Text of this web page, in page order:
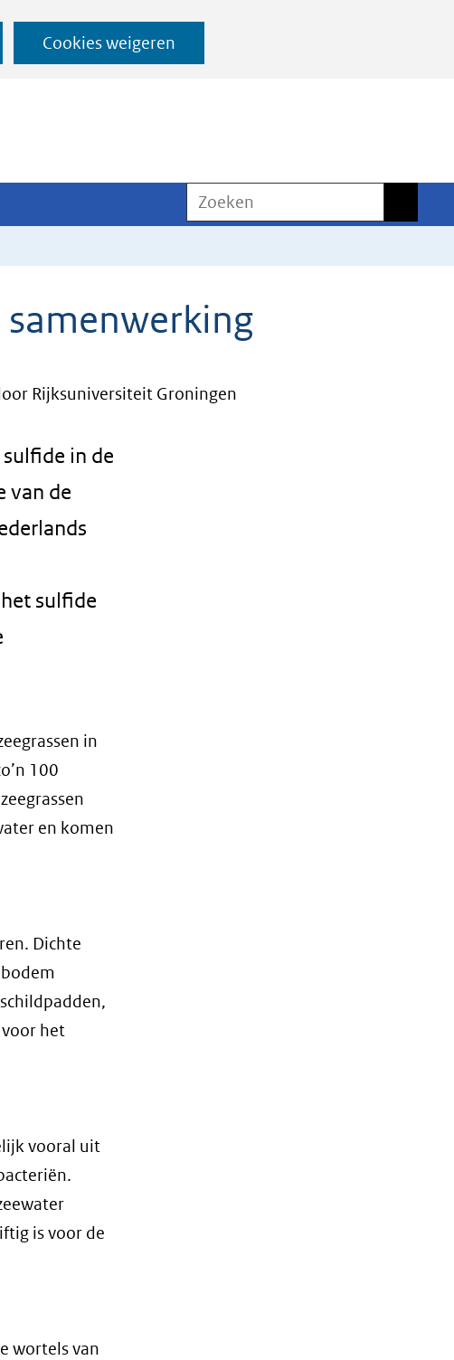
Cookies weigeren
Zoeken
samenwerking
Rijksuniversiteit Groningen
in de
van de
sulfide
in
100
en komen
Dichte
het
vooral uit
is voor de
wortels van